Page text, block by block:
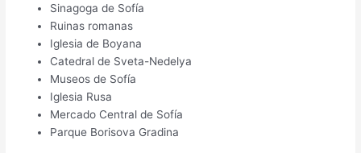
Sinagoga de Sofía
Ruinas romanas
Iglesia de Boyana
Catedral de Sveta-Nedelya
Museos de Sofía
Iglesia Rusa
Mercado Central de Sofía
Parque Borisova Gradina